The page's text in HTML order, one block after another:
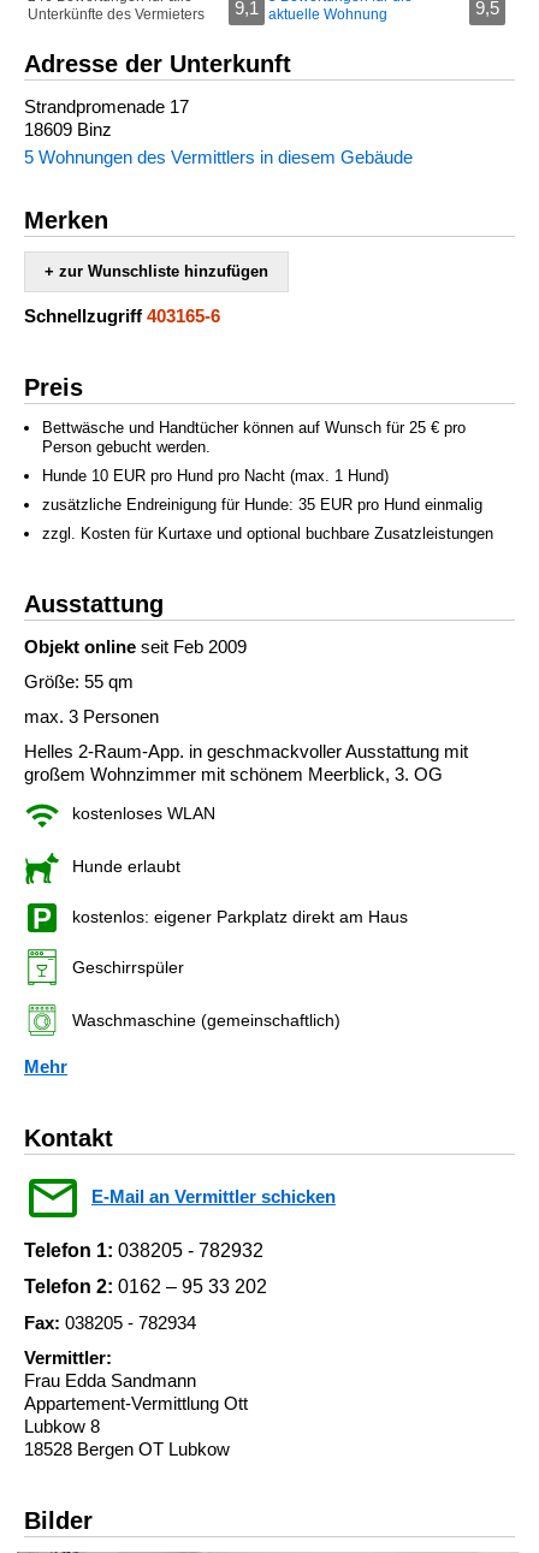
Unterkünfte des Vermieters
9,1
aktuelle Wohnung
9,5
Adresse der Unterkunft
Strandpromenade 17
18609 Binz
5 Wohnungen des Vermittlers in diesem Gebäude
Merken
+ zur Wunschliste hinzufügen
Schnellzugriff 403165-6
Preis
Bettwäsche und Handtücher können auf Wunsch für 25 € pro
Person gebucht werden.
Hunde 10 EUR pro Hund pro Nacht (max. 1 Hund)
zusätzliche Endreinigung für Hunde: 35 EUR pro Hund einmalig
zzgl. Kosten für Kurtaxe und optional buchbare Zusatzleistungen
Ausstattung
Objekt online seit Feb 2009
Größe: 55 qm
max. 3 Personen
Helles 2-Raum-App. in geschmackvoller Ausstattung mit
großem Wohnzimmer mit schönem Meerblick, 3. OG
kostenloses WLAN
Hunde erlaubt
kostenlos: eigener Parkplatz direkt am Haus
Geschirrspüler
Waschmaschine (gemeinschaftlich)
Mehr
Kontakt
E-Mail an Vermittler schicken
Telefon 1: 038205 - 782932
Telefon 2: 0162 – 95 33 202
Fax: 038205 - 782934
Vermittler:
Frau Edda Sandmann
Appartement-Vermittlung Ott
Lubkow 8
18528 Bergen OT Lubkow
Bilder